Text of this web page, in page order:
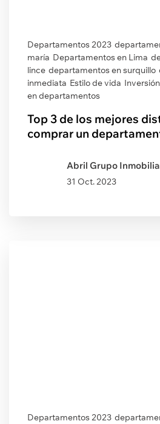
Departamentos 2023
maría Departamentos en Lima
lince departamentos en surquillo
inmediata Estilo de vida
en departamentos
Top 3 de los mejores
comprar un
Abril Grupo
31 Oct. 2023
Departamentos 2023